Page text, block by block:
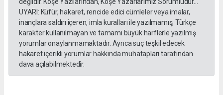
UYARI: Küfür, hakaret, rencide edici cümleler veya imalar,
inançlara saldırı içeren, imla kuralları ile yazılmamış, Türkçe
karakter kullanılmayan ve tamamı büyük harflerle yazılmış
yorumlar onaylanmamaktadır. Ayrıca suç teşkil edecek
hakaret içerikli yorumlar hakkında muhatapları tarafından
dava açılabilmektedir.